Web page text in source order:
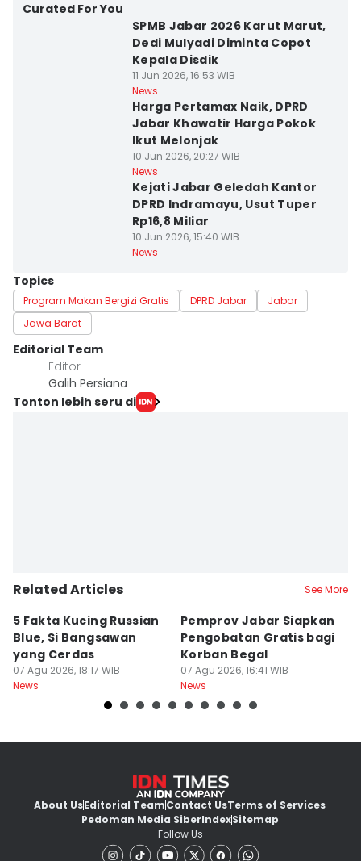
Curated For You
SPMB Jabar 2026 Karut Marut,
Dedi Mulyadi Diminta Copot
Kepala Disdik
11 Jun 2026, 16:53 WIB
News
Harga Pertamax Naik, DPRD
Jabar Khawatir Harga Pokok
Ikut Melonjak
10 Jun 2026, 20:27 WIB
News
Kejati Jabar Geledah Kantor
DPRD Indramayu, Usut Tuper
Rp16,8 Miliar
10 Jun 2026, 15:40 WIB
News
Topics
Program Makan Bergizi Gratis DPRD Jabar
Jabar
Jawa Barat
Editorial Team
Editor
Galih Persiana
Tonton lebih seru di
Related Articles See More
5 Fakta Kucing Russian
Blue, Si Bangsawan
yang Cerdas
07 Agu 2026, 18:17 WIB
News
Pemprov Jabar Siapkan
Pengobatan Gratis bagi
Korban Begal
07 Agu 2026, 16:41 WIB
News
About UsEditorial TeamContact UsTerms of Services
Pedoman Media SiberIndexSitemap
Follow Us